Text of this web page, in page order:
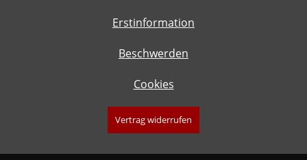
Erstinformation
Beschwerden
Cookies
Vertrag widerrufen